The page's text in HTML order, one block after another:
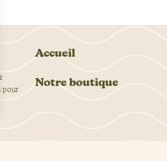
pour
Accueil
Notre boutique